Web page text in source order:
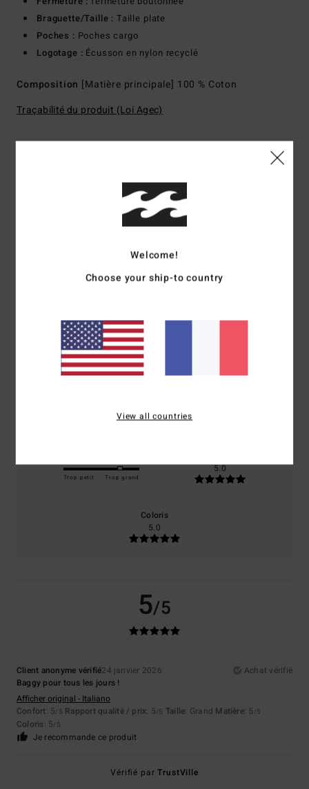
Braguette/Taille : Taille plate
Poches : Poches cargo
Logotage : Écusson en nylon recyclé
Composition [Matière principale] 100 % Coton
Traçabilité du produit (Loi Agec)
5.0
basé sur1 avis vérifiés
100% de nos clients recommandent ce produit
Trop petit Trop grand
5.0
Coloris
5.0
5/5
Client anonyme vérifié24 janvier 2026
Achat vérifié
Baggy pour tous les jours !
Afficher original - Italiano
Confort: 5/5 Rapport qualité / prix: 5/5 Taille: Grand Matière: 5 /5
Coloris: 5/5
Je recommande ce produit
Vérifié parTrustVille
Welcome!
Choose your ship-to country
View all countries